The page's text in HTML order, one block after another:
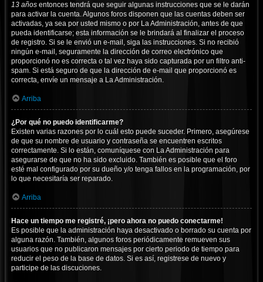
13 años entonces tendrá que seguir algunas instrucciones que se le darán
para activar la cuenta. Algunos foros disponen que las cuentas deben ser
activadas, ya sea por usted mismo o por La Administración, antes de que
pueda identificarse; esta información se le brindará al finalizar el proceso
de registro. Si se le envió un e-mail, siga las instrucciones. Si no recibió
ningún e-mail, seguramente la dirección de correo electrónico que
proporcionó no es correcta o tal vez haya sido capturada por un filtro anti-
spam. Si está seguro de que la dirección de e-mail que proporcionó es
correcta, envíe un mensaje a La Administración.
Arriba
¿Por qué no puedo identificarme?
Existen varias razones por lo cuál esto puede suceder. Primero, asegúrese
de que su nombre de usuario y contraseña se encuentren escritos
correctamente. Si lo están, comuníquese con La Administración para
asegurarse de que no ha sido excluido. También es posible que el foro
esté mal configurado por su dueño y/o tenga fallos en la programación, por
lo que necesitaría ser reparado.
Arriba
Hace un tiempo me registré, ¡pero ahora no puedo conectarme!
Es posible que la administración haya desactivado o borrado su cuenta por
alguna razón. También, algunos foros periódicamente remueven sus
usuarios que no publicaron mensajes por cierto periodo de tiempo para
reducir el peso de la base de datos. Si es así, registrese de nuevo y
participe de las discuciones.